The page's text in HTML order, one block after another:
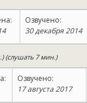
Озвучено:
30 декабря 2014
(слушать 7 мин.)
Озвучено:
17 августа 2017